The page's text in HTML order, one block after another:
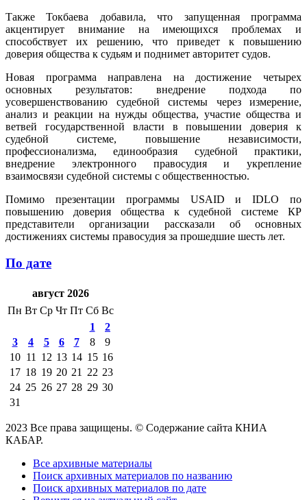
Также Токбаева добавила, что запущенная программа
акцентирует внимание на имеющихся проблемах и
способствует их решению, что приведет к повышению
доверия общества к судьям и поднимет авторитет судов.
Новая программа направлена на достижение четырех
основных результатов: внедрение подхода по
усовершенствованию судебной системы через измерение,
анализ и реакции на нужды общества, участие общества и
ветвей государственной власти в повышении доверия к
судебной системе, повышение независимости,
профессионализма, единообразия судебной практики,
внедрение электронного правосудия и укрепление
взаимосвязи судебной системы с общественностью.
Помимо презентации программы USAID и IDLO по
повышению доверия общества к судебной системе КР
представители организации рассказали об основных
достижениях системы правосудия за прошедшие шесть лет.
По дате
август 2026
Пн Вт Ср Чт Пт Сб Вс
1
2
3
4 5 6 7 8
9
10 11 12 13 14 15 16
17 18 19 20 21 22 23
24 25 26 27 28 29 30
31
2023 Все права защищены. © Содержание сайта КНИА
КАБАР.
Все архивные материалы
Поиск архивных материалов по названию
Поиск архивных материалов по дате